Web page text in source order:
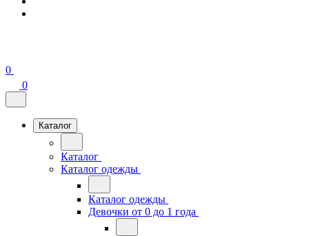
0
0
Каталог
Каталог
Каталог одежды
Каталог одежды
Девочки от 0 до 1 года